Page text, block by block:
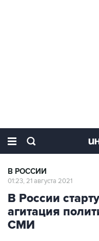
В РОССИИ
01:23, 21 августа 2021
В России
агитация
СМИ